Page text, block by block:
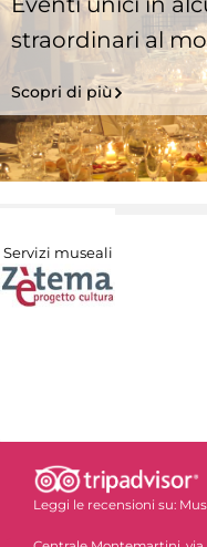
straordinari al
Scopri di più
Servizi museali
Leggi le recensioni su: